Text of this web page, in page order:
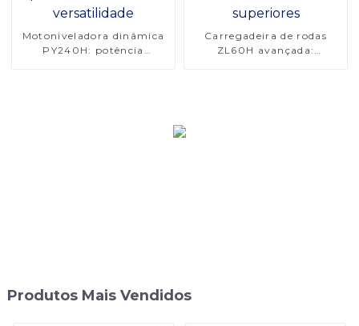
Motoniveladora dinâmica
PY240H: potência
Carregadeira de rodas
ZL60H avançada:
Produtos Mais Vendidos